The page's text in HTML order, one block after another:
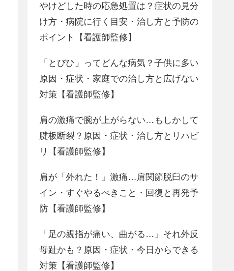
やけどした時の応急処置は？症状の見分
け方・病院に行く目安・治し方と予防の
ポイント【看護師監修】
「とびひ」ってどんな病気？子供に多い
原因・症状・家庭での治し方と広げない
対策【看護師監修】
肩の激痛で腕が上がらない…もしかして
腱板断裂？原因・症状・治し方とリハビ
リ【看護師監修】
肩が「外れた！」激痛…肩関節脱臼のサ
イン・すぐやるべきこと・回復と再発予
防【看護師監修】
「足の親指が痛い、曲がる…」それ外反
母趾かも？原因・症状・今日からできる
対策【看護師監修】